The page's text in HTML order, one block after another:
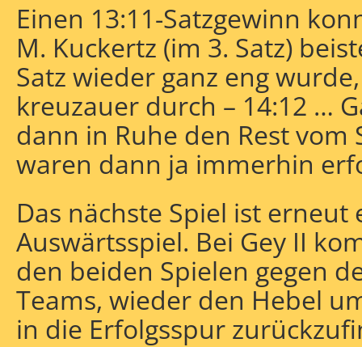
Einen 13:11-Satzgewinn
M. Kuckertz (im 3. Satz)
Satz wieder ganz eng
kreuzauer durch – 14:12 …
dann in Ruhe den Rest vom
waren dann ja immerhin
Das nächste Spiel ist
Auswärtsspiel. Bei Gey II
den beiden Spielen gegen
Teams, wieder den Hebel
in die Erfolgsspur